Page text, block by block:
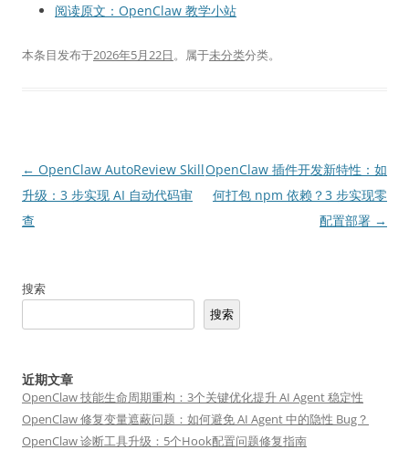
阅读原文：OpenClaw 教学小站
本条目发布于2026年5月22日。属于未分类分类。
文
章
导
← OpenClaw AutoReview Skill
升级：3 步实现 AI 自动代码审
查
OpenClaw 插件开发新特性：如
何打包 npm 依赖？3 步实现零
配置部署 →
搜索
搜索
近期文章
OpenClaw 技能生命周期重构：3个关键优化提升 AI Agent 稳定性
OpenClaw 修复变量遮蔽问题：如何避免 AI Agent 中的隐性 Bug？
OpenClaw 诊断工具升级：5个Hook配置问题修复指南